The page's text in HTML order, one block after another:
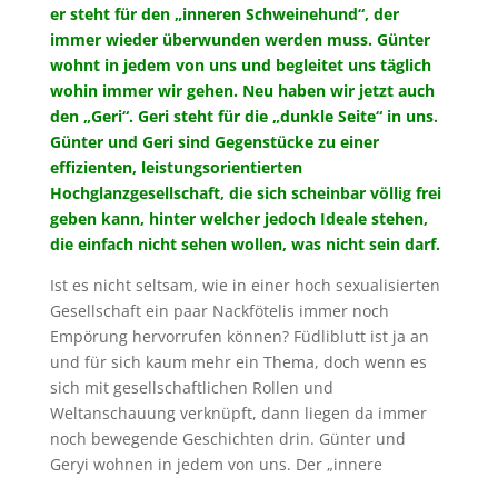
er steht für den „inneren Schweinehund“, der
immer wieder überwunden werden muss. Günter
wohnt in jedem von uns und begleitet uns täglich
wohin immer wir gehen. Neu haben wir jetzt auch
den „Geri“. Geri steht für die „dunkle Seite“ in uns.
Günter und Geri sind Gegenstücke zu einer
effizienten, leistungsorientierten
Hochglanzgesellschaft, die sich scheinbar völlig frei
geben kann, hinter welcher jedoch Ideale stehen,
die einfach nicht sehen wollen, was nicht sein darf.
Ist es nicht seltsam, wie in einer hoch sexualisierten
Gesellschaft ein paar Nackfötelis immer noch
Empörung hervorrufen können? Füdliblutt ist ja an
und für sich kaum mehr ein Thema, doch wenn es
sich mit gesellschaftlichen Rollen und
Weltanschauung verknüpft, dann liegen da immer
noch bewegende Geschichten drin. Günter und
Geryi wohnen in jedem von uns. Der „innere